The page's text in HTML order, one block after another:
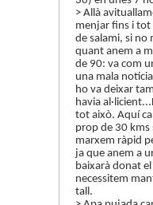
> Allà
menjar fins i tot
de salami, si no
quant anem a
de 90: va com
una mala
ho va deixar
havia
tot això. Aquí
prop de 30 kms
marxem ràpid
ja que anem a
baixarà donat
necessitem
tall.